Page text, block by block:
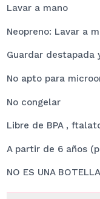
Lavar a mano
Neopreno: Lavar a
Guardar destapada
No apto para
No congelar
Libre de BPA ,
A partir de 6 años
NO ES UNA